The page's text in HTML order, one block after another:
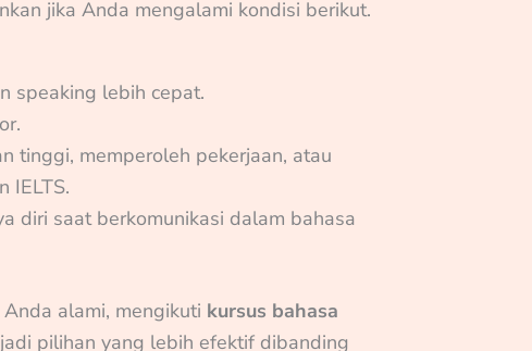
jika Anda mengalami kondisi berikut.
speaking lebih cepat.
tinggi, memperoleh pekerjaan, atau
IELTS.
diri saat berkomunikasi dalam bahasa
alami, mengikuti kursus bahasa
pilihan yang lebih efektif dibanding